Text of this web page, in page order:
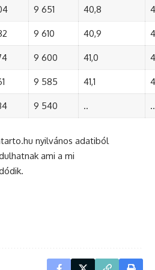
9 651 40,8
9 610 40,9
9 600 41,0
9 585 41,1
9 540 .. ..
nyilvános adatiból
ami a mi